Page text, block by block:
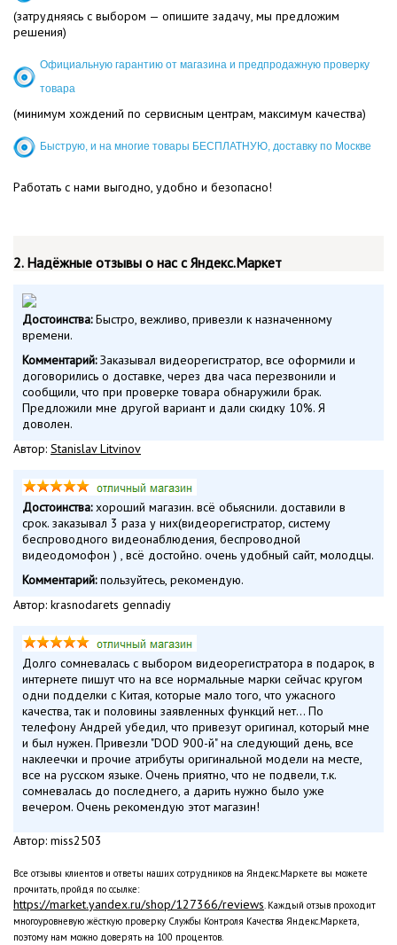
(затрудняясь с выбором — опишите задачу, мы предложим
решения)
Официальную гарантию от магазина и предпродажную проверку
товара
(минимум хождений по сервисным центрам, максимум качества)
Быструю, и на многие товары БЕСПЛАТНУЮ, доставку по Москве
Работать с нами выгодно, удобно и безопасно!
2. Надёжные отзывы о нас с Яндекс.Маркет
Достоинства:Быстро, вежливо, привезли к назначенному
времени.
Комментарий:Заказывал видеорегистратор, все оформили и
договорились о доставке, через два часа перезвонили и
сообщили, что при проверке товара обнаружили брак.
Предложили мне другой вариант и дали скидку 10%. Я
доволен.
Автор: Stanislav Litvinov
Достоинства:хороший магазин. всё обьяснили. доставили в
срок. заказывал 3 раза у них(видеорегистратор, систему
беспроводного видеонаблюдения, беспроводной
видеодомофон ) , всё достойно. очень удобный сайт, молодцы.
Комментарий:пользуйтесь, рекомендую.
Автор: krasnodarets gennadiy
Долго сомневалась с выбором видеорегистратора в подарок, в
интернете пишут что на все нормальные марки сейчас кругом
одни подделки с Китая, которые мало того, что ужасного
качества, так и половины заявленных функций нет... По
телефону Андрей убедил, что привезут оригинал, который мне
и был нужен. Привезли "DOD 900-й" на следующий день, все
наклеечки и прочие атрибуты оригинальной модели на месте,
все на русском языке. Очень приятно, что не подвели, т.к.
сомневалась до последнего, а дарить нужно было уже
вечером. Очень рекомендую этот магазин!
Автор: miss2503
Все отзывы клиентов и ответы наших сотрудников на Яндекс.Маркете вы можете
прочитать, пройдя по ссылке:
https://market.yandex.ru/shop/127366/reviews. Каждый отзыв проходит
многоуровневую жёсткую проверку Службы Контроля Качества Яндекс.Маркета,
поэтому нам можно доверять на 100 процентов.